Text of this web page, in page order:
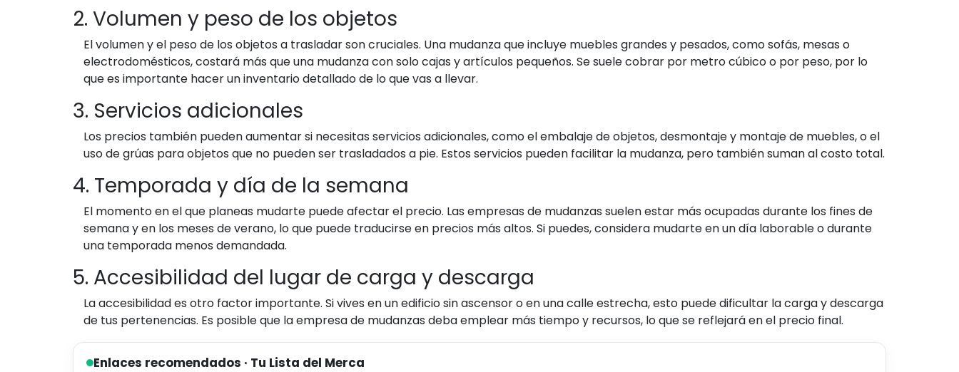
2. Volumen y peso de los objetos
El volumen y el peso de los objetos a trasladar son cruciales. Una mudanza que incluye muebles grandes y pesados, como sofás, mesas o
electrodomésticos, costará más que una mudanza con solo cajas y artículos pequeños. Se suele cobrar por metro cúbico o por peso, por lo
que es importante hacer un inventario detallado de lo que vas a llevar.
3. Servicios adicionales
Los precios también pueden aumentar si necesitas servicios adicionales, como el embalaje de objetos, desmontaje y montaje de muebles, o el
uso de grúas para objetos que no pueden ser trasladados a pie. Estos servicios pueden facilitar la mudanza, pero también suman al costo total.
4. Temporada y día de la semana
El momento en el que planeas mudarte puede afectar el precio. Las empresas de mudanzas suelen estar más ocupadas durante los fines de
semana y en los meses de verano, lo que puede traducirse en precios más altos. Si puedes, considera mudarte en un día laborable o durante
una temporada menos demandada.
5. Accesibilidad del lugar de carga y descarga
La accesibilidad es otro factor importante. Si vives en un edificio sin ascensor o en una calle estrecha, esto puede dificultar la carga y descarga
de tus pertenencias. Es posible que la empresa de mudanzas deba emplear más tiempo y recursos, lo que se reflejará en el precio final.
Enlaces recomendados · Tu Lista del Merca